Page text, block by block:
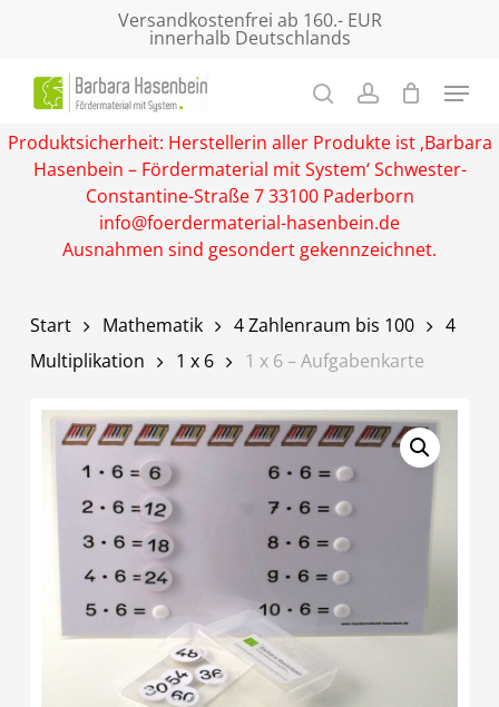
content
Versandkostenfrei ab 160.- EUR
innerhalb Deutschlands
Produktsicherheit: Herstellerin aller Produkte ist ‚Barbara
Hasenbein – Fördermaterial mit System‘ Schwester-
Constantine-Straße 7 33100 Paderborn
info@foerdermaterial-hasenbein.de
Ausnahmen sind gesondert gekennzeichnet.
Start Mathematik 4 Zahlenraum bis 100
4
Multiplikation
1 x 6 1 x 6 – Aufgabenkarte
Menu